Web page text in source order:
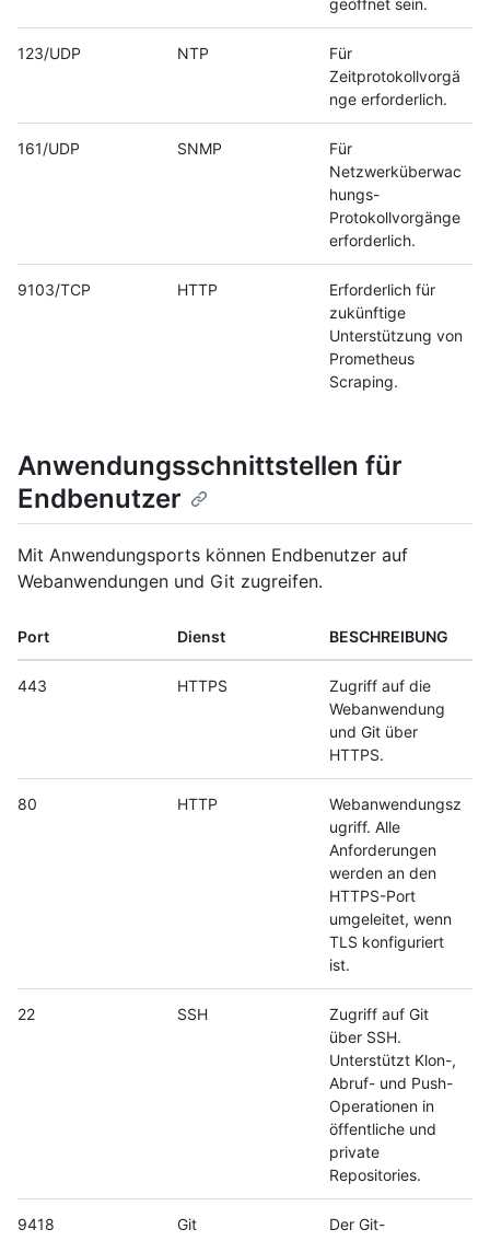
geöffnet sein.
123/UDP NTP
Für
Zeitprotokollvorgä
nge erforderlich.
161/UDP SNMP
Für
Netzwerküberwac
hungs-
Protokollvorgänge
erforderlich.
9103/TCP HTTP
Erforderlich für
zukünftige
Unterstützung von
Prometheus
Scraping.
Anwendungsschnittstellen für
Endbenutzer
Mit Anwendungsports können Endbenutzer auf
Webanwendungen und Git zugreifen.
Port Dienst BESCHREIBUNG
443 HTTPS
Zugriff auf die
Webanwendung
und Git über
HTTPS.
80 HTTP
Webanwendungsz
ugriff. Alle
Anforderungen
werden an den
HTTPS-Port
umgeleitet, wenn
TLS konfiguriert
ist.
22 SSH
Zugriff auf Git
über SSH.
Unterstützt Klon-,
Abruf- und Push-
Operationen in
öffentliche und
private
Repositories.
9418 Git
Der Git-